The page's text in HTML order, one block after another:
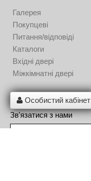
Галерея
Покупцеві
Питання/відповіді
Каталоги
Вхідні двері
Міжкімнатні двері
Особистий кабінет
Зв'язатися з нами